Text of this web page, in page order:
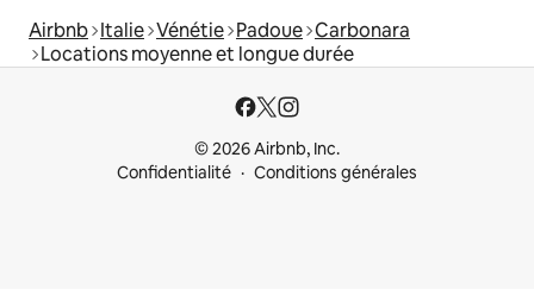
Airbnb Italie Vénétie Padoue Carbonara
Locations moyenne et longue durée
© 2026 Airbnb, Inc.
Confidentialité
Conditions générales